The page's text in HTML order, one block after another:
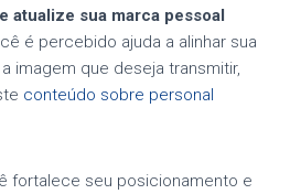
atualize sua marca pessoal
é percebido ajuda a alinhar sua
imagem que deseja transmitir,
conteúdo sobre personal
fortalece seu posicionamento e